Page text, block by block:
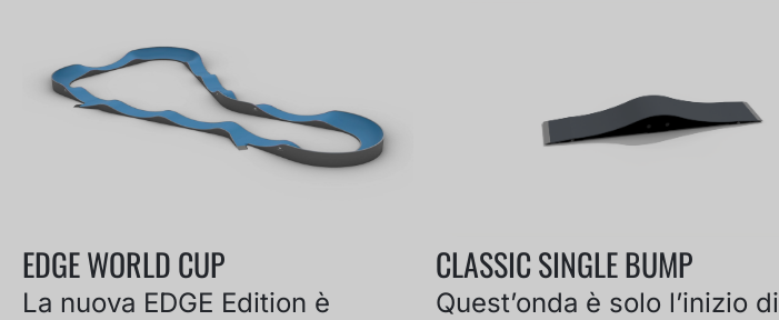
EDGE WORLD CUP
La nuova EDGE Edition è
CLASSIC SINGLE BUMP
Quest’onda è solo l’inizio di